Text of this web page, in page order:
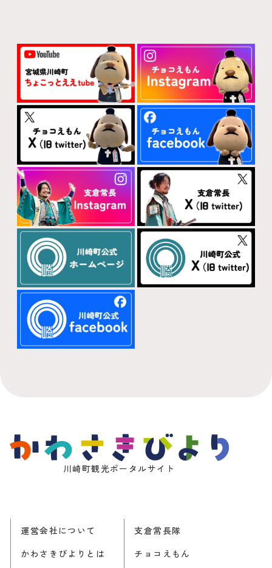
川崎町観光ポータルサイト
運営会社について
かわさきびよりとは
支倉常長隊
チョコえもん